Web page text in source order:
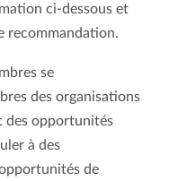
ci-dessous et
recommandation.
se
des organisations
des opportunités
à des
de